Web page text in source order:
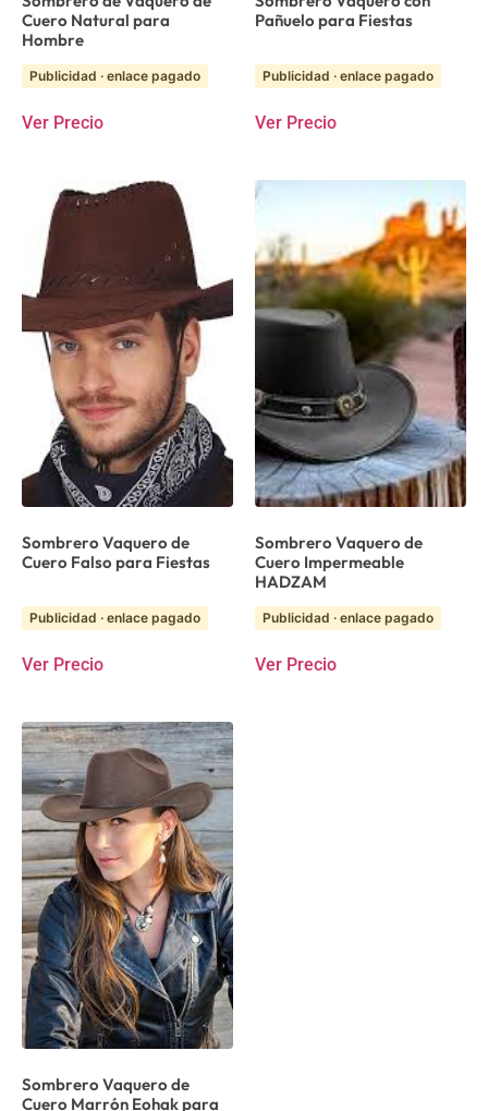
Cuero Natural para
Hombre
Publicidad · enlace pagado
Ver Precio
Pañuelo para Fiestas
Publicidad · enlace pagado
Ver Precio
Sombrero Vaquero de
Cuero Falso para Fiestas
Publicidad · enlace pagado
Ver Precio
Sombrero Vaquero de
Cuero Impermeable
HADZAM
Publicidad · enlace pagado
Ver Precio
Sombrero Vaquero de
Cuero Marrón Eohak para